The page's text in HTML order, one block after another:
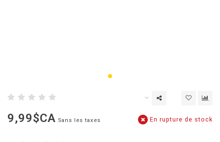
9,99$CA Sans les taxes En rupture de stock